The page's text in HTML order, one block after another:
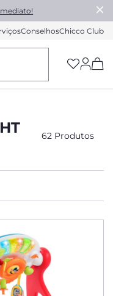
ConselhosChicco Club
62 Produtos